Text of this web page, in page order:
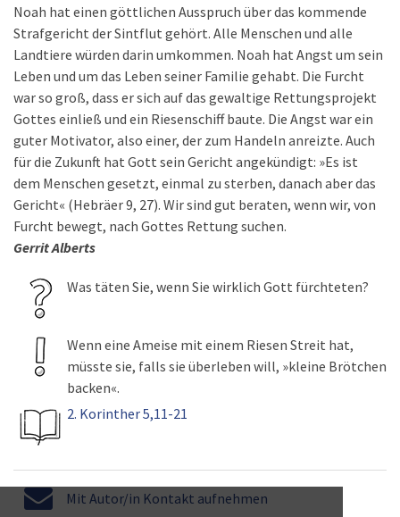
Noah hat einen göttlichen Ausspruch über das kommende
Strafgericht der Sintflut gehört. Alle Menschen und alle
Landtiere würden darin umkommen. Noah hat Angst um sein
Leben und um das Leben seiner Familie gehabt. Die Furcht
war so groß, dass er sich auf das gewaltige Rettungsprojekt
Gottes einließ und ein Riesenschiff baute. Die Angst war ein
guter Motivator, also einer, der zum Handeln anreizte. Auch
für die Zukunft hat Gott sein Gericht angekündigt: »Es ist
dem Menschen gesetzt, einmal zu sterben, danach aber das
Gericht« (Hebräer 9, 27). Wir sind gut beraten, wenn wir, von
Furcht bewegt, nach Gottes Rettung suchen.
Gerrit Alberts
Was täten Sie, wenn Sie wirklich Gott fürchteten?
Wenn eine Ameise mit einem Riesen Streit hat,
müsste sie, falls sie überleben will, »kleine Brötchen
backen«.
2. Korinther 5,11-21
Mit Autor/in Kontakt aufnehmen